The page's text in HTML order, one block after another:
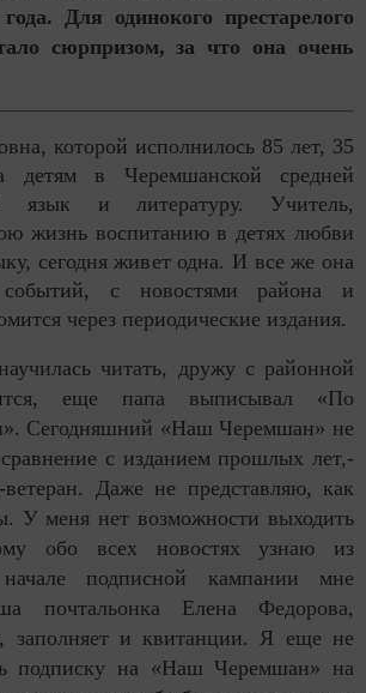
Для одинокого престарелого
сюрпризом, за что она очень
которой исполнилось 85 лет, 35
детям в Черемшанской средней
язык и литературу. Учитель,
жизнь воспитанию в детях любви
сегодня живет одна. И все же она
с новостями района и
через периодические издания.
читать, дружу с районной
еще папа выписывал «По
Сегодняшний «Наш Черемшан» не
с изданием прошлых лет,-
ветеран. Даже не представляю, как
У меня нет возможности выходить
обо всех новостях узнаю из
подписной кампании мне
почтальонка Елена Федорова,
заполняет и квитанции. Я еще не
подписку на «Наш Черемшан» на